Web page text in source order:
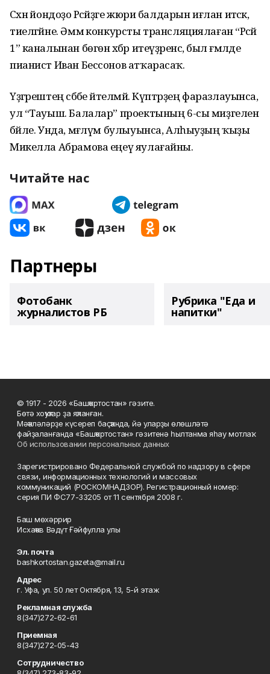
Сәхнә йондоҙо Рәсәйҙәге жюри балдарын иғлан итәсәк,
тиелгәйне. Әммә конкурсты трансляциялаған “Рәсәй
1” каналынан бөгөн хәбәр итеүҙәренсә, был ғәмәлде
пианист Иван Бессонов атҡарасаҡ.
Үҙгәрештең сәбәбе әйтелмәй. Күптәрҙең фаразлауынса,
ул “Тауыш. Балалар” проектының 6-сы миҙгеленә
бәйле. Унда, мәғлүм булыуынса, Алһыуҙың ҡыҙы
Микелла Абрамова еңеү яулағайны.
Читайте нас
Партнеры
Фотобанк
журналистов РБ
Рубрика "Еда и
напитки"
© 1917 - 2026 «Башҡортостан» гәзите.
Бөтә хоҡуҡтар ҙа яҡланған.
Мәҡәләләрҙе күсереп баҫҡанда, йә уларҙы өлөшләтә
файҙаланғанда «Башҡортостан» гәзитенә һылтанма яһау мотлаҡ.
Об использовании персональных данных
Зарегистрировано Федеральной службой по надзору в сфере
связи, информационных технологий и массовых
коммуникаций (РОСКОМНАДЗОР). Регистрационный номер:
серия ПИ ФС77-33205 от 11 сентября 2008 г.
Баш мөхәррир
Исхаҡов Вәдүт Ғәйфулла улы
Эл. почта
bashkortostan.gazeta@mail.ru
Адрес
г. Уфа, ул. 50 лет Октября, 13, 5-й этаж
Рекламная служба
8(347)272-62-61
Приемная
8(347)272-05-43
Сотрудничество